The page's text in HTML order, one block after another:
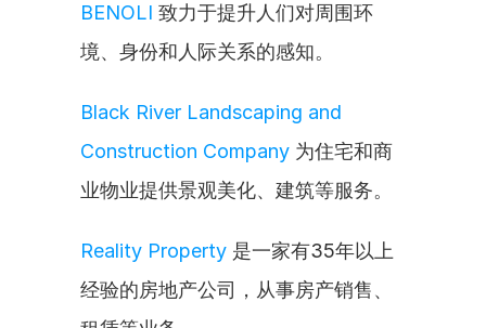
BENOLI 致力于提升人们对周围环
境、身份和人际关系的感知。
Black River Landscaping and
Construction Company 为住宅和商
业物业提供景观美化、建筑等服务。
Reality Property 是一家有35年以上
经验的房地产公司，从事房产销售、